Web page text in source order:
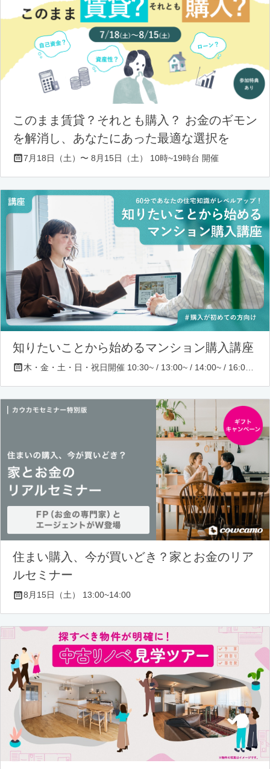
このまま賃貸？それとも購入？ お金のギモン
を解消し、あなたにあった最適な選択を
7月18日（土）〜 8月15日（土） 10時~19時台 開催
知りたいことから始めるマンション購入講座
住まい購入、今が買いどき？家とお金のリア
ルセミナー
8月15日（土） 13:00~14:00